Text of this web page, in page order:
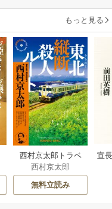
もっと見る
西村京太郎トラベ
ルミステリー・セ
レクション 2巻
西村京太郎
無料立読み
宣